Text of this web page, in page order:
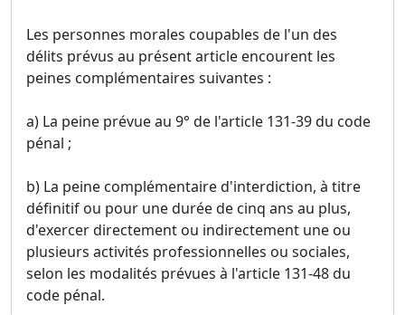
Les personnes morales coupables de l'un des
délits prévus au présent article encourent les
peines complémentaires suivantes :
a) La peine prévue au 9° de l'article 131-39 du code
pénal ;
b) La peine complémentaire d'interdiction, à titre
définitif ou pour une durée de cinq ans au plus,
d'exercer directement ou indirectement une ou
plusieurs activités professionnelles ou sociales,
selon les modalités prévues à l'article 131-48 du
code pénal.